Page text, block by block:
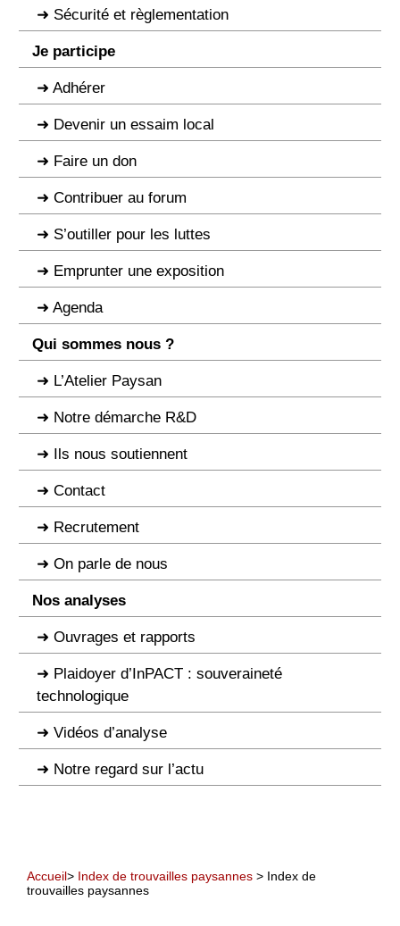
Sécurité et règlementation
Je participe
Adhérer
Devenir un essaim local
Faire un don
Contribuer au forum
S’outiller pour les luttes
Emprunter une exposition
Agenda
Qui sommes nous ?
L’Atelier Paysan
Notre démarche R&D
Ils nous soutiennent
Contact
Recrutement
On parle de nous
Nos analyses
Ouvrages et rapports
Plaidoyer d’InPACT : souveraineté
technologique
Vidéos d’analyse
Notre regard sur l’actu
Accueil> Index de trouvailles paysannes > Index de
trouvailles paysannes